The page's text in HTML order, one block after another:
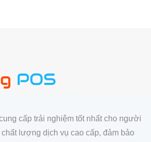
cấp trải nghiệm tốt nhất cho người
lượng dịch vụ cao cấp, đảm bảo